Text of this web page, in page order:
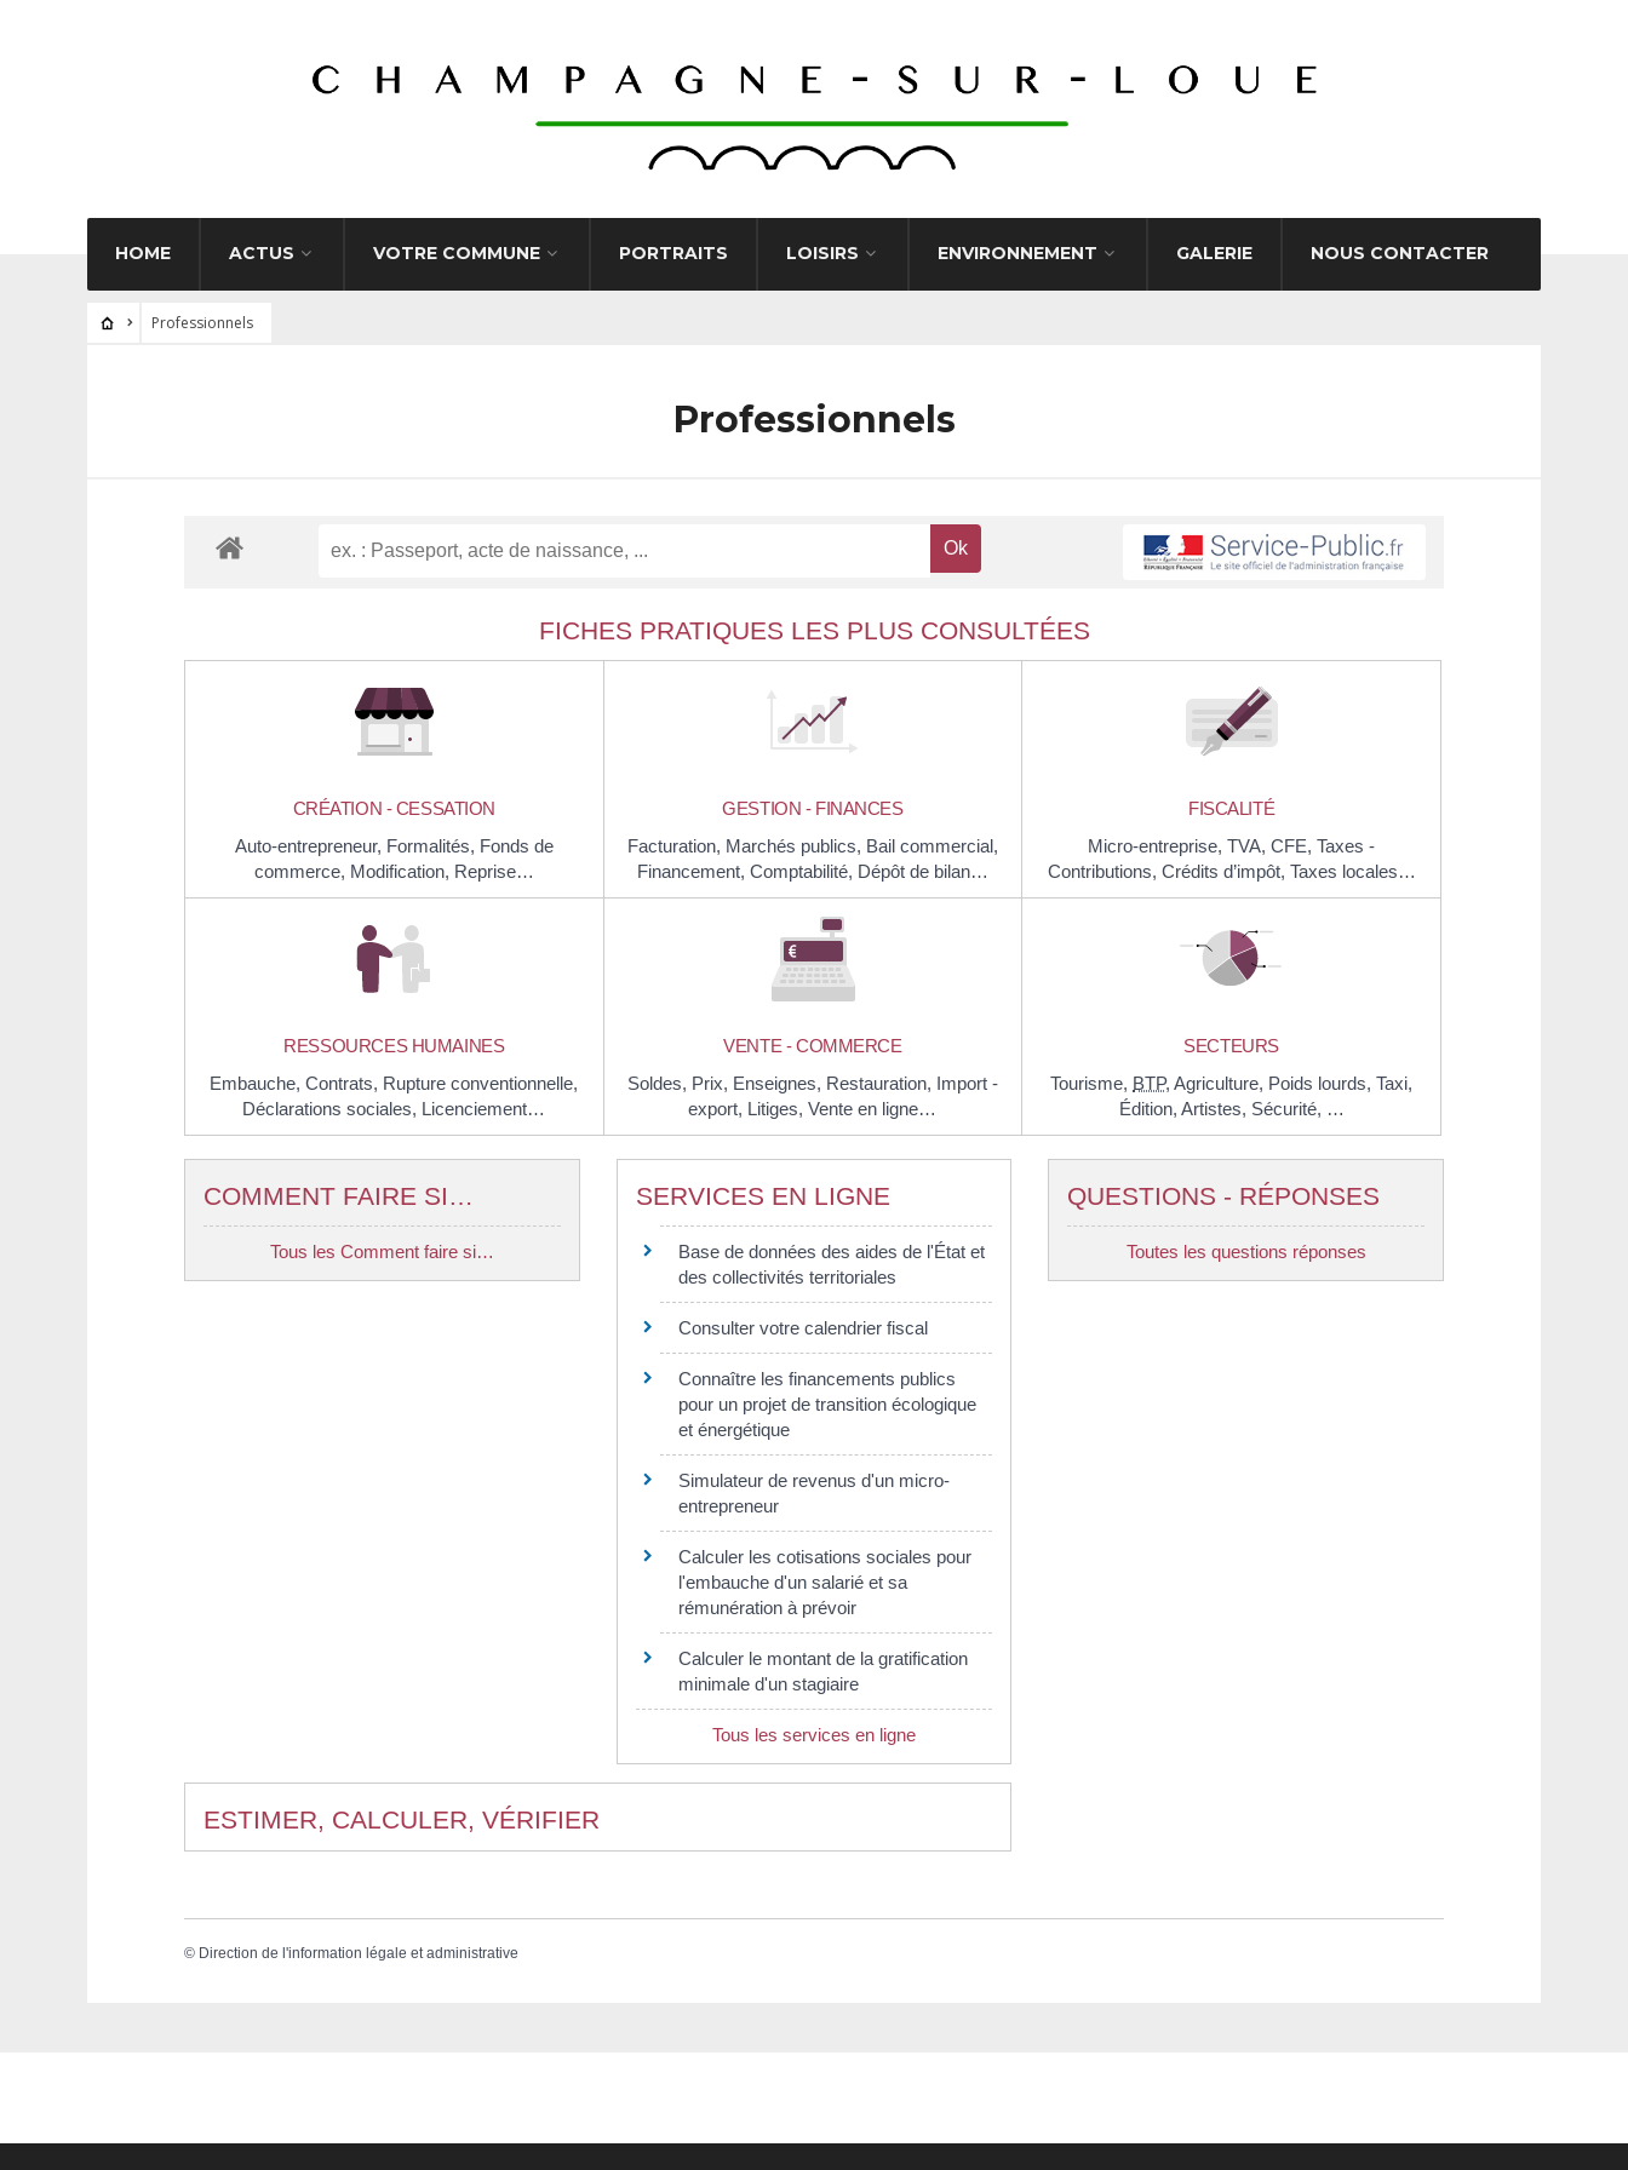
HOME ACTUS VOTRE COMMUNE PORTRAITS LOISIRS ENVIRONNEMENT GALERIE NOUS CONTACTER
Professionnels
Professionnels
FICHES PRATIQUES LES PLUS CONSULTÉES
CRÉATION - CESSATION
Auto-entrepreneur, Formalités, Fonds de
commerce, Modification, Reprise…
GESTION - FINANCES
Facturation, Marchés publics, Bail commercial,
Financement, Comptabilité, Dépôt de bilan…
FISCALITÉ
Micro-entreprise,TVA,CFE,Taxes -
Contributions, Crédits d’impôt, Taxes locales…
RESSOURCES HUMAINES
Embauche,Contrats, Rupture conventionnelle,
Déclarations sociales, Licenciement…
VENTE - COMMERCE
Soldes, Prix, Enseignes, Restauration, Import -
export, Litiges,Vente en ligne…
SECTEURS
Tourisme, BTP,Agriculture, Poids lourds,Taxi,
Édition, Artistes, Sécurité, …
COMMENT FAIRE SI…
Tous les Comment faire si…
SERVICES EN LIGNE
Base de données des aides de l'État et
des collectivités territoriales
Consulter votre calendrier fiscal
Connaître les financements publics
pour un projet de transition écologique
et énergétique
Simulateur de revenus d'un micro-
entrepreneur
Calculer les cotisations sociales pour
l'embauche d'un salarié et sa
rémunération à prévoir
Calculer le montant de la gratification
minimale d'un stagiaire
Tous les services en ligne
QUESTIONS - RÉPONSES
Toutes les questions réponses
ESTIMER, CALCULER, VÉRIFIER
© Direction de l'information légale et administrative